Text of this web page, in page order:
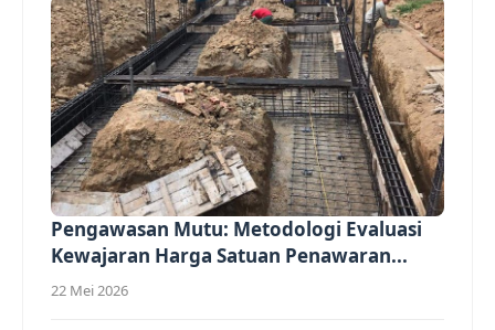
Pengawasan Mutu: Metodologi Evaluasi
Kewajaran Harga Satuan Penawaran...
22 Mei 2026